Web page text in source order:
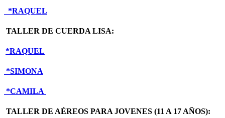
*RAQUEL
TALLER DE CUERDA LISA:
*RAQUEL
*SIMONA
*CAMILA
TALLER DE AÉREOS PARA JOVENES (11 A 17 AÑOS):